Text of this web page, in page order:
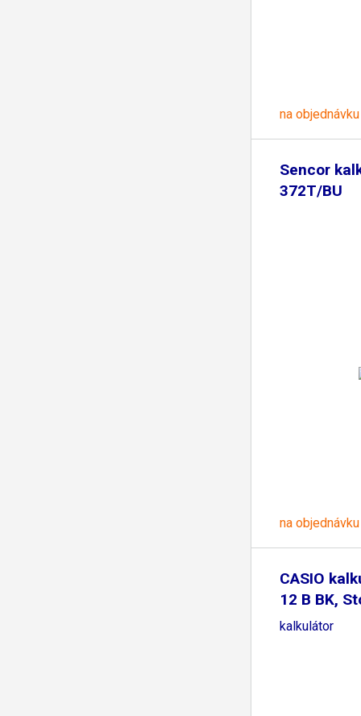
na objednávku
Sencor
372T/BU
na objednávku
CASIO
12 B BK,
kalkulátor